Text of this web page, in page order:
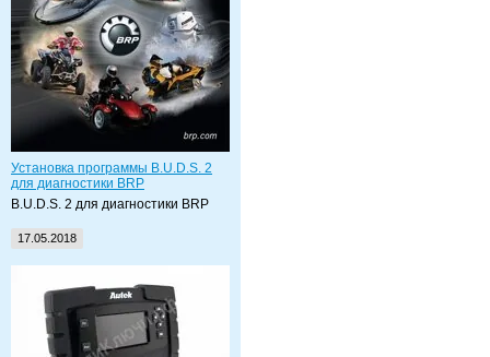
Установка программы B.U.D.S. 2
для диагностики BRP
B.U.D.S. 2 для диагностики BRP
17.05.2018